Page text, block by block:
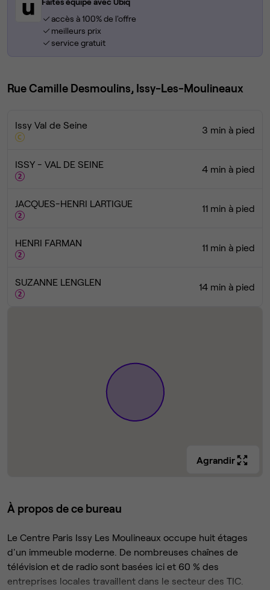
accès à 100% de l'offre
meilleurs prix
service gratuit
Rue Camille Desmoulins, Issy-Les-Moulineaux
Issy Val de Seine 3 min à pied
ISSY - VAL DE SEINE 4 min à pied
JACQUES-HENRI LARTIGUE 11 min à pied
HENRI FARMAN 11 min à pied
SUZANNE LENGLEN 14 min à pied
Agrandir
À propos de ce bureau
Le Centre Paris Issy Les Moulineaux occupe huit étages
d'un immeuble moderne. De nombreuses chaînes de
télévision et de radio sont basées ici et 60 % des
entreprises locales travaillent dans le secteur des TIC.